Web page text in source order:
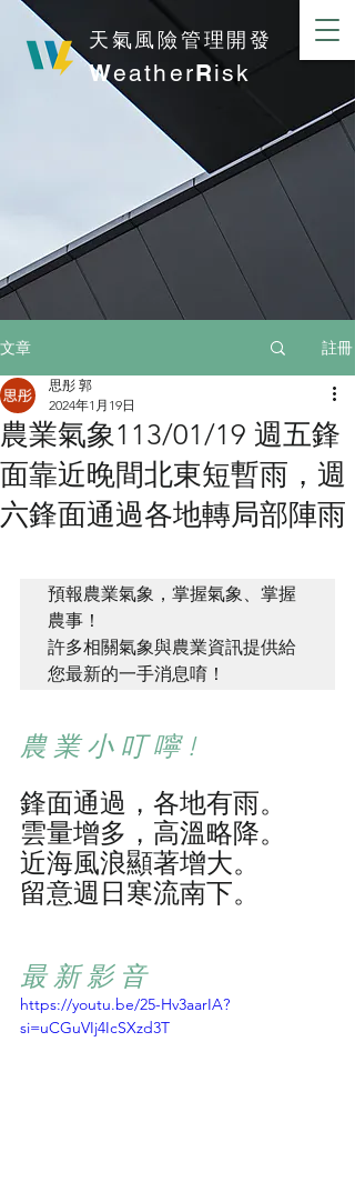
​天氣風險管理開發
WeatherRisk
文章 註冊
農業氣象113/01/19 週五鋒
面靠近晚間北東短暫雨，週
六鋒面通過各地轉局部陣雨
思彤 郭
2024年1月19日
預報農業氣象，掌握氣象、掌握
農事！
許多相關氣象與農業資訊提供給
您最新的一手消息唷！
農 業 小 叮 嚀 !
鋒面通過，各地有雨。
雲量增多，高溫略降。
近海風浪顯著增大。
留意週日寒流南下。
最 新 影 音
https://youtu.be/25-Hv3aarIA?
si=uCGuVIj4IcSXzd3T